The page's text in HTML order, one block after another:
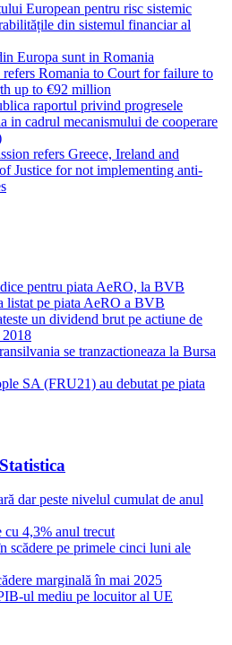
European pentru risc sistemic
din sistemul financiar al
Europa sunt in Romania
refers Romania to Court for failure to
up to €92 million
raportul privind progresele
in cadrul mecanismului de cooperare
refers Greece, Ireland and
Justice for not implementing anti-
pentru piata AeRO, la BVB
listat pe piata AeRO a BVB
un dividend brut pe actiune de
se tranzactioneaza la Bursa
SA (FRU21) au debutat pe piata
dar peste nivelul cumulat de anul
cu 4,3% anul trecut
scădere pe primele cinci luni ale
marginală în mai 2025
ul mediu pe locuitor al UE